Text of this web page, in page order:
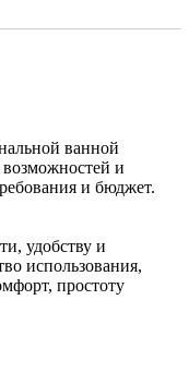
ванной
и
и бюджет.
удобству и
использования,
простоту